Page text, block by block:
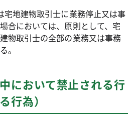
地建物取引士に業務停止又は事
合においては、原則として、宅
物取引士の全部の業務又は事務
。
において禁止される行
行為）